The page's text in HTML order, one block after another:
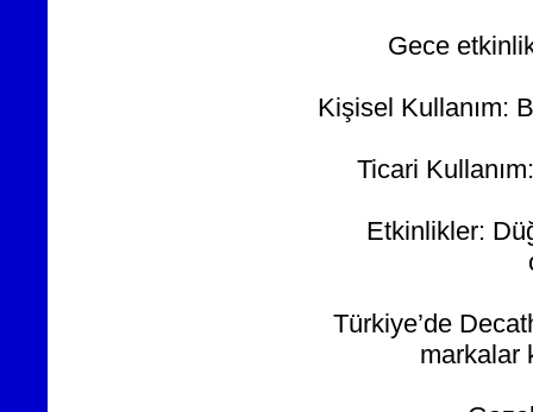
Gece
Kişisel Kullanım:
Ticari
Etkinlikler:
Türkiye’de
markalar